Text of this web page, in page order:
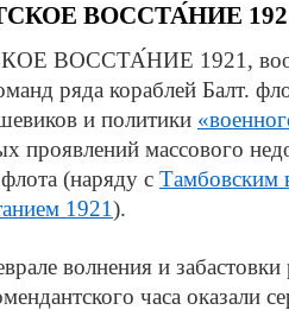
ВОССТА́НИЕ
ВОССТА́НИЕ 1921,
ря­да ко­раб­лей Балт.
и по­ли­ти­ки
про­яв­ле­ний мас­со­во­го
(на­ря­ду с Там­бов­ским
1921).
вол­не­ния и
ча­са ока­за­ли